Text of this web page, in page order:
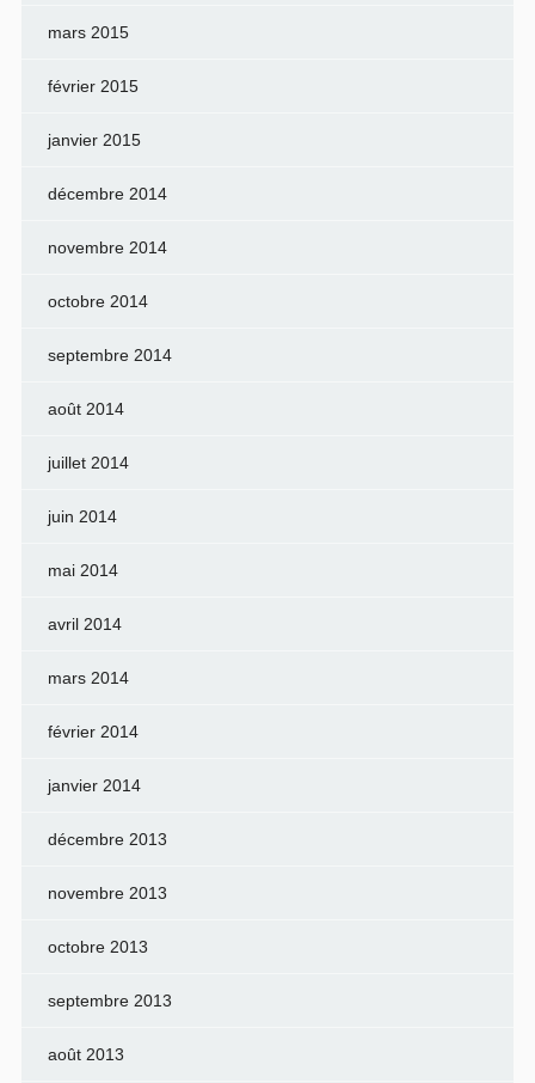
mars 2015
février 2015
janvier 2015
décembre 2014
novembre 2014
octobre 2014
septembre 2014
août 2014
juillet 2014
juin 2014
mai 2014
avril 2014
mars 2014
février 2014
janvier 2014
décembre 2013
novembre 2013
octobre 2013
septembre 2013
août 2013